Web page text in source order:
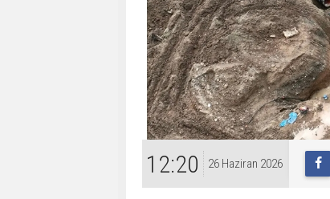
12:20 26 Haziran 2026